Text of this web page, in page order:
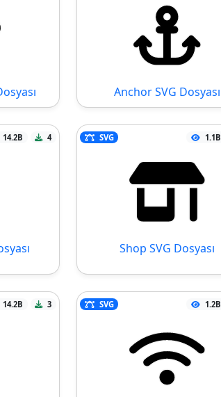
Anchor SVG Dosyası
14.2B 4 SVG 1.1B
Shop SVG Dosyası
14.2B 3 SVG 1.2B